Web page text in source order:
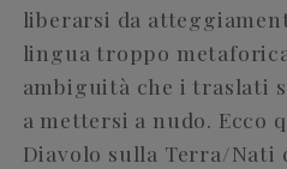
liberarsi da
lingua troppo
ambiguità che i traslati
a mettersi a nudo. Ecco
Diavolo sulla Terra/Nati